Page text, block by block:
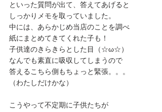
といった質問が出て、答えてあげると
しっかりメモを取っていました。
中には、あらかじめ当店のことを調べ
紙にまとめてきてくれた子も！
子供達のきらきらとした目（☆ω☆）
なんでも素直に吸収してしまうので
答えるこちら側もちょっと緊張。。。
（わたしだけかな）
こうやって不定期に子供たちが